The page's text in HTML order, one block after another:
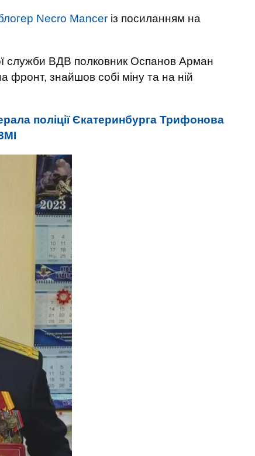
Necro Mancer із посиланням на
служби ВДВ полковник Оспанов Арман
фронт, знайшов собі міну та на ній
поліції Єкатеринбурга Трифонова